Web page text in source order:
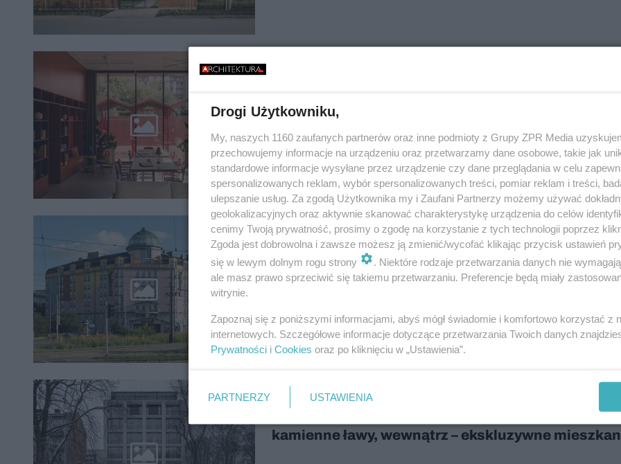
14
dwupoziomowe kuchnie
11
Te sześć budynków wywołało prawdziwą wrzawę.
powstaniu, zniknięciu czy wyburzeniu mówiła
czasu cała Polska
10
Luksusowy apartamentowiec stanął w sercu
warszawskiego parku. Dookoła rozety, rzeźbione
kamienne ławy, wewnątrz – ekskluzywne
Drogi Użytkowniku,
My, naszych 1160 zaufanych partnerów oraz inne podmioty z Grupy ZPR Media
przechowujemy informacje na urządzeniu oraz przetwarzamy dane osobowe, takie jak
standardowe informacje wysyłane przez urządzenie czy dane przeglądania w celu
spersonalizowanych reklam, wybór spersonalizowanych treści, pomiar reklam i treści,
ulepszanie usług. Za zgodą Użytkownika my i Zaufani Partnerzy możemy używać
geolokalizacyjnych oraz aktywnie skanować charakterystykę urządzenia do celów
cenimy Twoją prywatność, prosimy o zgodę na korzystanie z tych technologii poprzez
Zgoda jest dobrowolna i zawsze możesz ją zmienić/wycofać klikając przycisk ustawień
się w lewym dolnym rogu strony
. Niektóre rodzaje przetwarzania danych nie
ale masz prawo sprzeciwić się takiemu przetwarzaniu. Preferencje będą miały
witrynie.
Zapoznaj się z poniższymi informacjami, abyś mógł świadomie i komfortowo korzystać z
internetowych. Szczegółowe informacje dotyczące przetwarzania Twoich danych
Prywatności i Cookies oraz po kliknięciu w „Ustawienia”.
PARTNERZY USTAWIENIA